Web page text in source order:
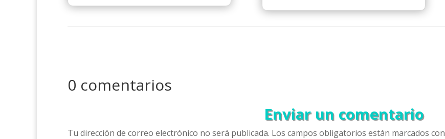
0 comentarios
Enviar un comentario
Tu dirección de correo electrónico no será publicada. Los campos obligatorios están marcados con